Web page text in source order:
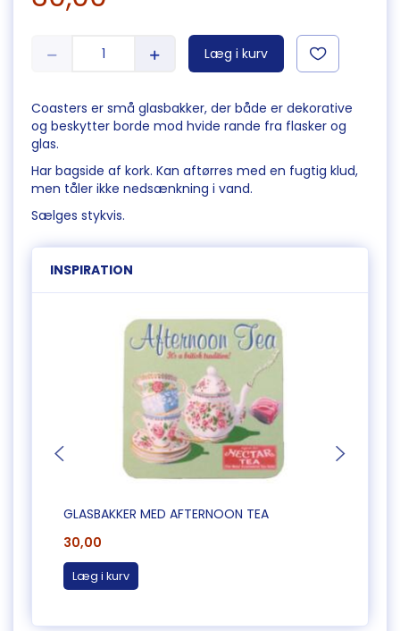
Læg i kurv
Coasters er små glasbakker, der både er dekorative
og beskytter borde mod hvide rande fra flasker og
glas.
Har bagside af kork. Kan aftørres med en fugtig klud,
men tåler ikke nedsænkning i vand.
Sælges stykvis.
INSPIRATION
GLASBAKKER MED AFTERNOON TEA
30,00
Læg i kurv